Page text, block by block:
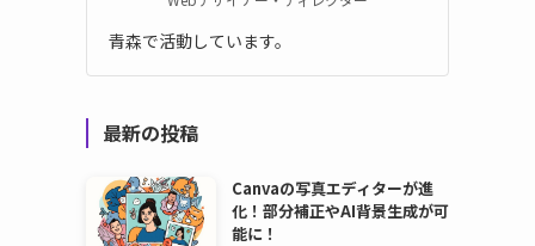
青森で活動しています。
最新の投稿
Canvaの写真エディターが進
化！部分補正やAI背景生成が可
能に！